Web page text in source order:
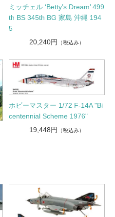
ミッチェル ‘Betty’s Dream’ 499
th BS 345th BG 家島 沖縄 194
5
20,240円
（税込み）
ホビーマスター 1/72 F-14A "Bi
centennial Scheme 1976"
19,448円
（税込み）